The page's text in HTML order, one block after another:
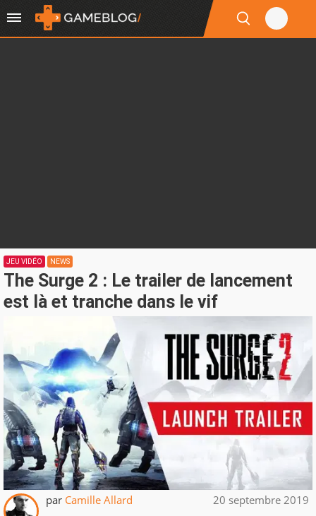
JEU VIDÉO NEWS
The Surge 2 : Le trailer de lancement
est là et tranche dans le vif
par Camille Allard 20 septembre 2019